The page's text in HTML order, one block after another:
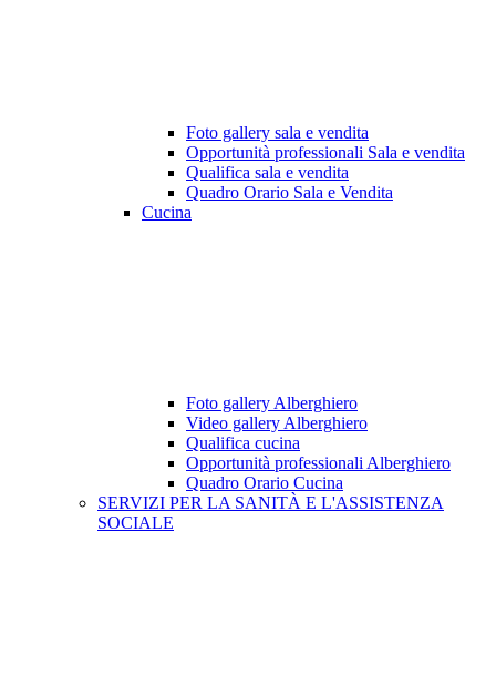
Foto gallery sala e vendita
Opportunità professionali Sala e vendita
Qualifica sala e vendita
Quadro Orario Sala e Vendita
Cucina
Foto gallery Alberghiero
Video gallery Alberghiero
Qualifica cucina
Opportunità professionali Alberghiero
Quadro Orario Cucina
SERVIZI PER LA SANITÀ E L'ASSISTENZA
SOCIALE